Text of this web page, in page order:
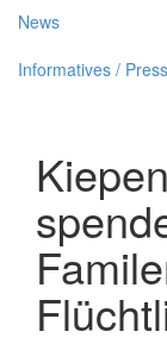
News
Informatives /